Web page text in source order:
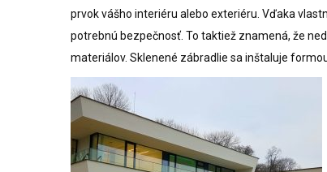
prvok vášho interiéru alebo exteriéru. Vďaka
potrebnú bezpečnosť. To taktiež znamená, že
materiálov. Sklenené zábradlie sa inštaluje